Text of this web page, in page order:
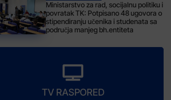
Ministarstvo za rad, socijalnu politiku i
povratak TK: Potpisano 48 ugovora o
stipendiranju učenika i studenata sa
područja manjeg bh.entiteta
TV RASPORED